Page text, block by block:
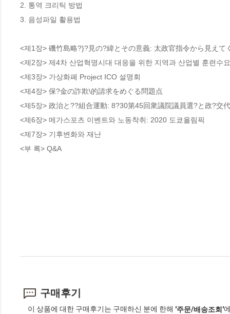
2. 통역 크리틱 방법
3. 음성파일 활용법
<제1장> 磯竹島略?}?見の?緯とその意義: 太政官指令から見えて
<제2장> 제4차 산업혁명시대 대응을 위한 지역과 산업별 훈련수
<제3장> 가상화폐 Project ICO 설명회
<제4장> 保?金の詐欺\的請求をめぐる問題点
<제5장> 政治と??組合運動: 8?30第45回衆議院議員選?と政?交代
<제6장> 메가스포츠 이벤트와 노동착취: 2020 도쿄올림픽
<제7장> 기후변화와 재난
<부 록> Q&A
구매후기
이 상품에 대한 구매후기는 구매하신 분에 한해 '주문/배송조회'